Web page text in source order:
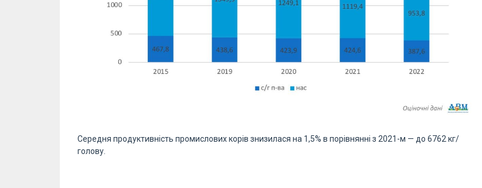
Середня продуктивність промислових корів знизилася на 1,5% в порівнянні з 2021-м — до 6762 кг/
голову.